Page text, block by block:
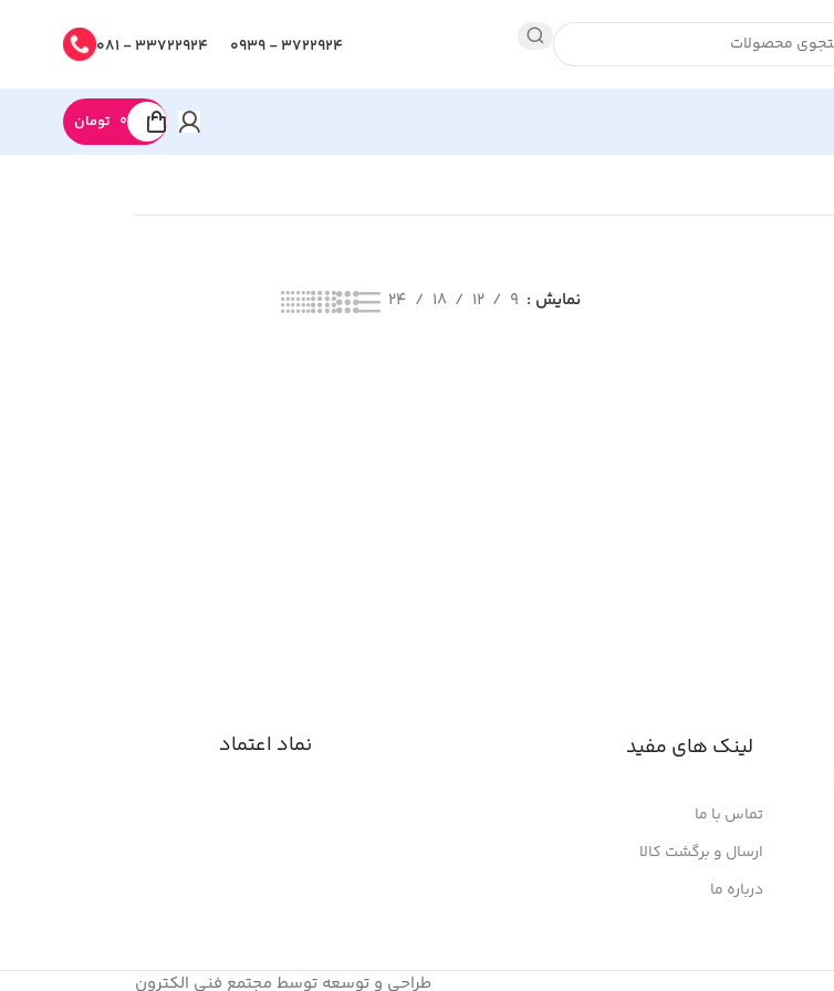
3722924 - 0939
33722924 - 081
0 تومان
نمایش 9
12
18
24
لینک های مفید
تماس با ما
ارسال و برگشت کالا
درباره ما
نماد اعتماد
طراحی و توسعه توسط مجتمع فنی الکترون